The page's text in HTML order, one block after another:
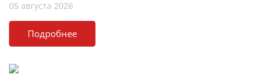
05 августа 2026
Подробнее